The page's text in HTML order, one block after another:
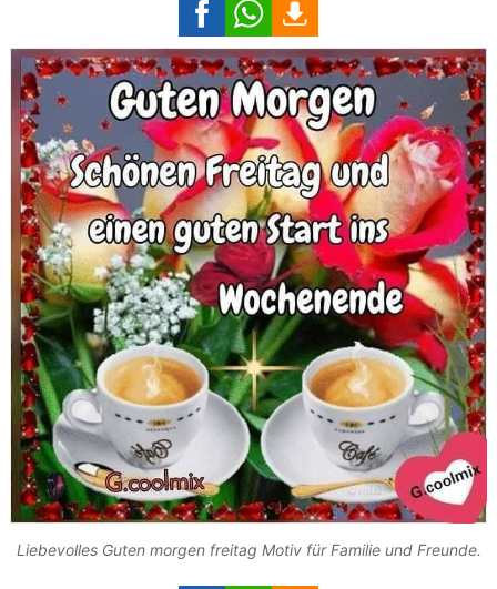
Liebevolles Guten morgen freitag Motiv für Familie und Freunde.